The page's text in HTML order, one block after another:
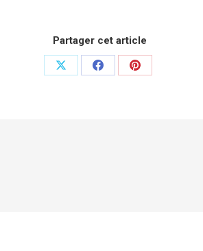
Partager cet article